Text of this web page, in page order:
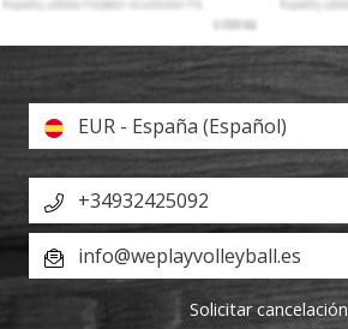
EUR - España (Español)
+34932425092
info@weplayvolleyball.es
Solicitar cancelación